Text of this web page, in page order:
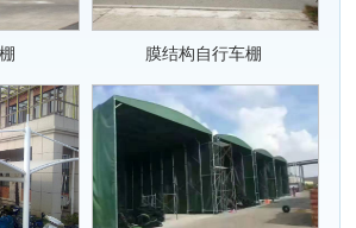
膜结构自行车棚